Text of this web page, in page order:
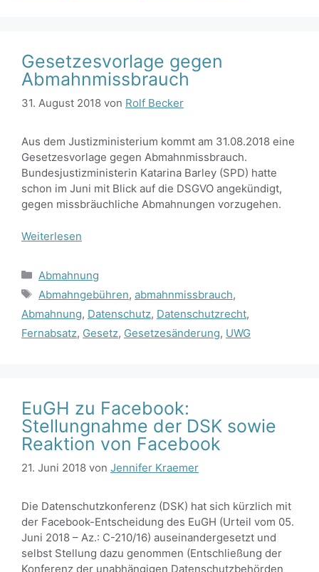
Gesetzesvorlage gegen
Abmahnmissbrauch
31. August 2018 von Rolf Becker
Aus dem Justizministerium kommt am 31.08.2018 eine
Gesetzesvorlage gegen Abmahnmissbrauch.
Bundesjustizministerin Katarina Barley (SPD) hatte
schon im Juni mit Blick auf die DSGVO angekündigt,
gegen missbräuchliche Abmahnungen vorzugehen.
Weiterlesen
Kategorien
Abmahnung
Schlagwörter
Abmahngebühren, abmahnmissbrauch,
Abmahnung, Datenschutz, Datenschutzrecht,
Fernabsatz, Gesetz, Gesetzesänderung, UWG
EuGH zu Facebook:
Stellungnahme der DSK sowie
Reaktion von Facebook
21. Juni 2018 von Jennifer Kraemer
Die Datenschutzkonferenz (DSK) hat sich kürzlich mit
der Facebook-Entscheidung des EuGH (Urteil vom 05.
Juni 2018 – Az.: C-210/16) auseinandergesetzt und
selbst Stellung dazu genommen (Entschließung der
Konferenz der unabhängigen Datenschutzbehörden